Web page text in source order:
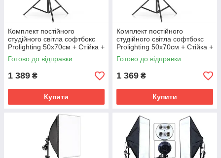
Комплект постійного
студійного світла софтбокс
Prolighting 50х70см + Стійка +
Лампа 150 Вт.
Готово до відправки
1 389 ₴
Купити
Комплект постійного
студійного світла софтбокс
Prolighting 50х70см + Стійка +
Лампа 125 Вт.
Готово до відправки
1 369 ₴
Купити